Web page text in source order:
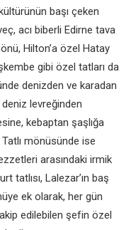
başı çeken
acı biberli Edirne tava
Hilton’a özel Hatay
gibi özel tatları da
denizden ve karadan
deniz levreğinden
kebaptan şaşlığa
mönüsünde ise
arasındaki irmik
tatlısı, Lalezar’ın baş
ek olarak, her gün
edilebilen şefin özel